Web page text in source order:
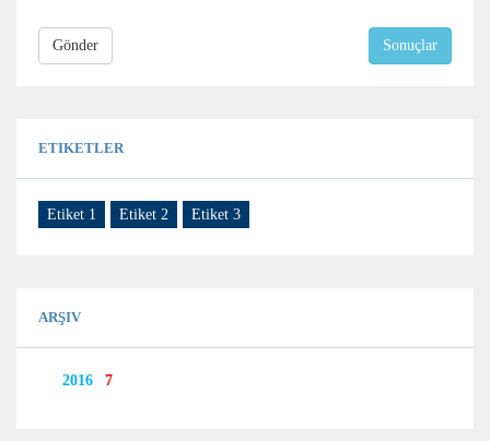
Gönder Sonuçlar
ETIKETLER
Etiket 1 Etiket 2 Etiket 3
ARŞIV
2016 7